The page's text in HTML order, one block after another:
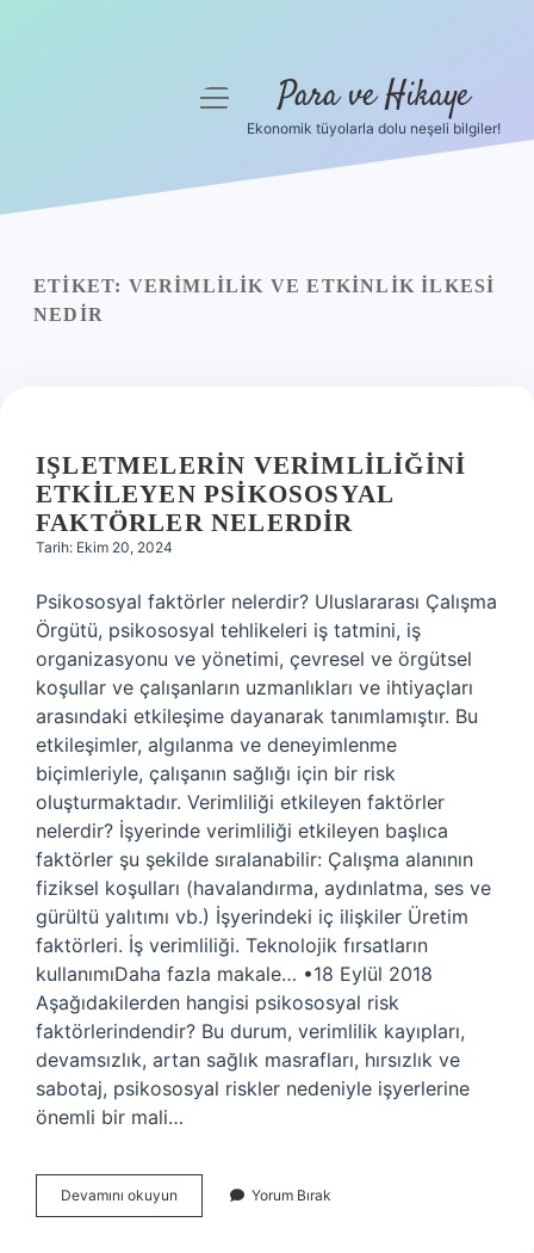
Yasal Uyarı
menüyü
Para ve Hikaye
Ekonomik tüyolarla dolu neşeli bilgiler!
ETIKET: VERIMLILIK VE ETKINLIK ILKESI
NEDIR
IŞLETMELERIN VERIMLILIĞINI
ETKILEYEN PSIKOSOSYAL
FAKTÖRLER NELERDIR
Tarih: Ekim 20, 2024
Psikososyal faktörler nelerdir? Uluslararası Çalışma
Örgütü, psikososyal tehlikeleri iş tatmini, iş
organizasyonu ve yönetimi, çevresel ve örgütsel
koşullar ve çalışanların uzmanlıkları ve ihtiyaçları
arasındaki etkileşime dayanarak tanımlamıştır. Bu
etkileşimler, algılanma ve deneyimlenme
biçimleriyle, çalışanın sağlığı için bir risk
oluşturmaktadır. Verimliliği etkileyen faktörler
nelerdir? İşyerinde verimliliği etkileyen başlıca
faktörler şu şekilde sıralanabilir: Çalışma alanının
fiziksel koşulları (havalandırma, aydınlatma, ses ve
gürültü yalıtımı vb.) İşyerindeki iç ilişkiler Üretim
faktörleri. İş verimliliği. Teknolojik fırsatların
kullanımıDaha fazla makale… •18 Eylül 2018
Aşağıdakilerden hangisi psikososyal risk
faktörlerindendir? Bu durum, verimlilik kayıpları,
devamsızlık, artan sağlık masrafları, hırsızlık ve
sabotaj, psikososyal riskler nedeniyle işyerlerine
önemli bir mali…
Devamını okuyun Işletmelerin
Verimliliğini
Yorum Bırak